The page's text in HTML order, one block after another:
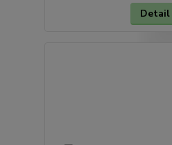
Detail